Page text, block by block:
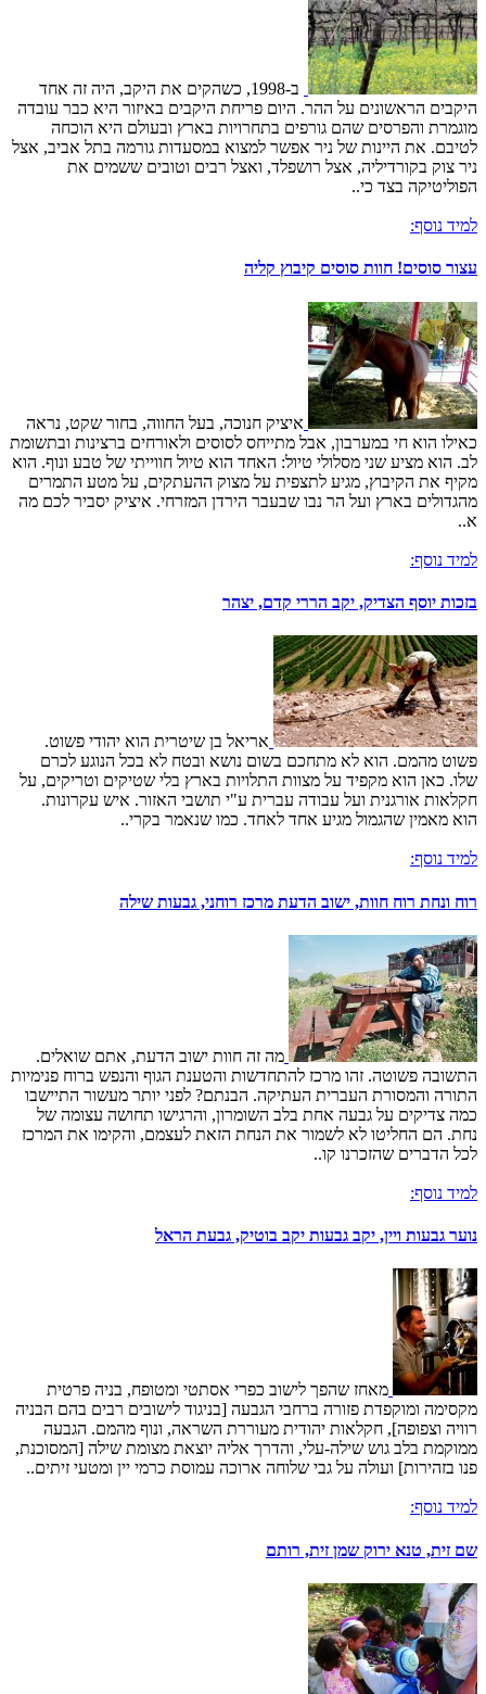
ב-1998, כשהקים את היקב, היה זה אחד
היקבים הראשונים על ההר. היום פריחת היקבים באיזור היא כבר עובדה
מוגמרת והפרסים שהם גורפים בתחרויות בארץ ובעולם היא הוכחה
לטיבם. את היינות של ניר אפשר למצוא במסעדות גורמה בתל אביב, אצל
ניר צוק בקורדיליה, אצל רושפלד, ואצל רבים וטובים ששמים את
הפוליטיקה בצד כי..
למיד נוסף:
עצור סוסים! חוות סוסים קיבוץ קליה
איציק חנוכה, בעל החווה, בחור שקט, נראה
כאילו הוא חי במערבון, אבל מתייחס לסוסים ולאורחים ברצינות ובתשומת
לב. הוא מציע שני מסלולי טיול: האחד הוא טיול חווייתי של טבע ונוף. הוא
מקיף את הקיבוץ, מגיע לתצפית על מצוק ההעתקים, על מטע התמרים
מהגדולים בארץ ועל הר נבו שבעבר הירדן המזרחי. איציק יסביר לכם מה
א..
למיד נוסף:
בזכות יוסף הצדיק, יקב הררי קדם, יצהר
אריאל בן שיטרית הוא יהודי פשוט.
פשוט מהמם. הוא לא מתחכם בשום נושא ובטח לא בכל הנוגע לכרם
שלו. כאן הוא מקפיד על מצוות התלויות בארץ בלי שטיקים וטריקים, על
חקלאות אורגנית ועל עבודה עברית ע"י תושבי האזור. איש עקרונות.
הוא מאמין שהגמול מגיע אחד לאחד. כמו שנאמר בקרי..
למיד נוסף:
רוח ונחת רוח חוות, ישוב הדעת מרכז רוחני, גבעות שילה
מה זה חוות ישוב הדעת, אתם שואלים.
התשובה פשוטה. זהו מרכז להתחדשות והטענת הגוף והנפש ברוח פנימיות
התורה והמסורת העברית העתיקה. הבנתם? לפני יותר מעשור התיישבו
כמה צדיקים על גבעה אחת בלב השומרון, והרגישו תחושה עצומה של
נחת. הם החליטו לא לשמור את הנחת הזאת לעצמם, והקימו את המרכז
לכל הדברים שהזכרנו קו..
למיד נוסף:
נוער גבעות ויין, יקב גבעות יקב בוטיק, גבעת הראל
מאחז שהפך לישוב כפרי אסתטי ומטופח, בניה פרטית
מקסימה ומוקפדת פזורה ברחבי הגבעה [בניגוד לישובים רבים בהם הבניה
רוויה וצפופה], חקלאות יהודית מעוררת השראה, ונוף מהמם. הגבעה
ממוקמת בלב גוש שילה-עלי, והדרך אליה יוצאת מצומת שילה [המסוכנת,
פנו בזהירות] ועולה על גבי שלוחה ארוכה עמוסת כרמי יין ומטעי זיתים..
למיד נוסף:
שם זית, טנא ירוק שמן זית, רותם